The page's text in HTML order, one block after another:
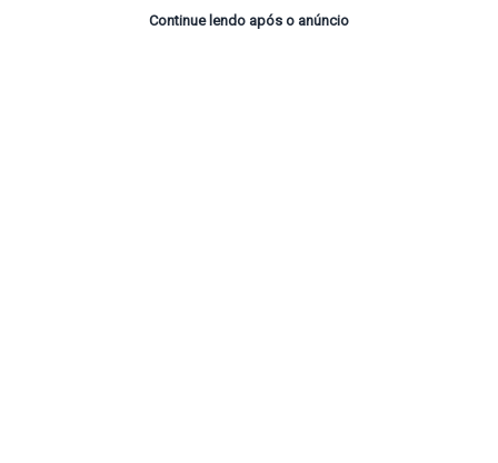
Continue lendo após o anúncio